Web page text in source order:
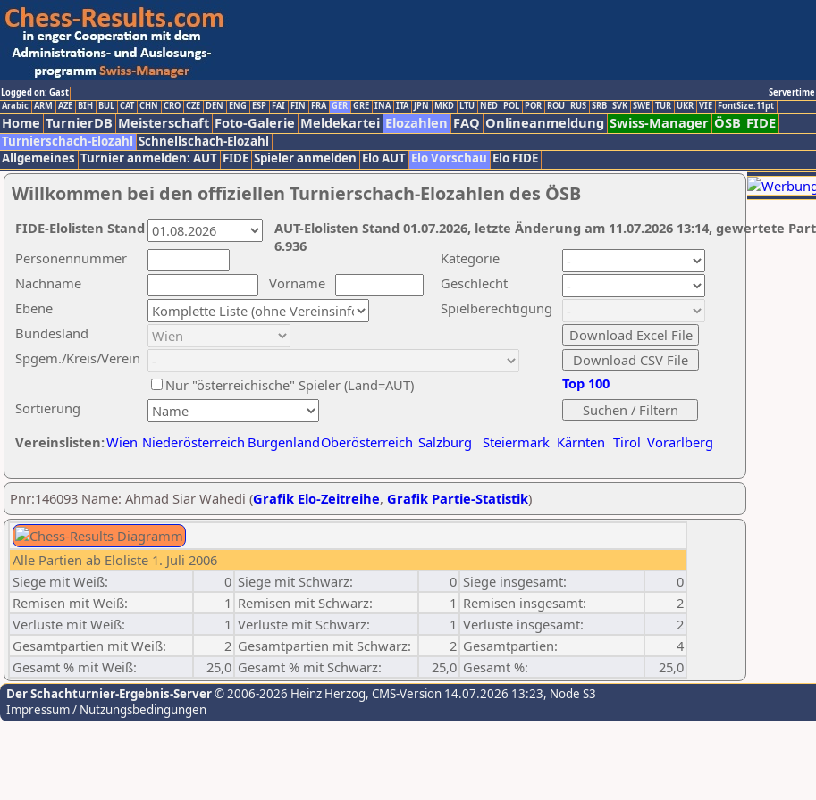
Logged on: Gast
Servertime
Arabic ARM AZE BIH BUL CAT CHN CRO CZE DEN ENG ESP FAI FIN FRA GER GRE INA ITA JPN MKD LTU NED POL POR ROU RUS SRB SVK SWE TUR UKR VIE FontSize:11pt
Home TurnierDB Meisterschaft Foto-Galerie Meldekartei Elozahlen FAQ Onlineanmeldung Swiss-Manager ÖSB FIDE
Turnierschach-Elozahl Schnellschach-Elozahl
Allgemeines Turnier anmelden: AUT FIDE Spieler anmelden Elo AUT Elo Vorschau Elo FIDE
Willkommen bei den offiziellen Turnierschach-Elozahlen des ÖSB
Nachname
Vorname
Ebene
Kategorie
Sortierung
Personennummer
Bundesland
Spgem./Kreis/Verein
Geschlecht
Nur "österreichische" Spieler (Land=AUT)
Spielberechtigung
Vereinslisten:Wien Niederösterreich BurgenlandOberösterreich Salzburg Steiermark Kärnten Tirol Vorarlberg
Top 100
AUT-Elolisten Stand 01.07.2026, letzte Änderung am 11.07.2026 13:14, gewertete
6.936
FIDE-Elolisten Stand
Pnr:146093 Name: Ahmad Siar Wahedi (Grafik Elo-Zeitreihe, Grafik Partie-Statistik)
Alle Partien ab Eloliste 1. Juli 2006
Siege mit Weiß:
0 Siege mit Schwarz: 0 Siege insgesamt:
0
Remisen mit Weiß:
1 Remisen mit Schwarz: 1 Remisen insgesamt:
2
Verluste mit Weiß:
1 Verluste mit Schwarz: 1 Verluste insgesamt:
2
Gesamtpartien mit Weiß:
2 Gesamtpartien mit Schwarz: 2 Gesamtpartien:
4
Gesamt % mit Weiß:
25,0 Gesamt % mit Schwarz: 25,0 Gesamt %: 25,0
Der Schachturnier-Ergebnis-Server© 2006-2026 Heinz Herzog, CMS-Version 14.07.2026 13:23, Node S3
Impressum / Nutzungsbedingungen